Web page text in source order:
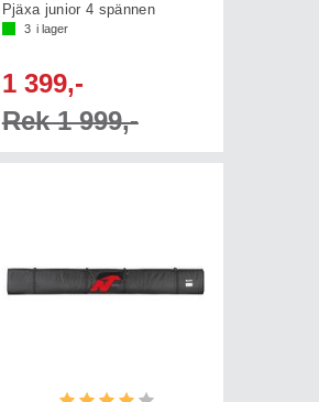
Pjäxa junior 4 spännen
3 i lager
1 399,-
Rek 1 999,-